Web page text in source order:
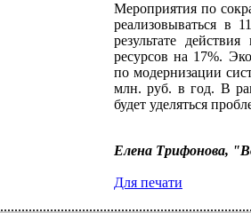
Мероприятия по
реализовываться в
результате
ресурсов на 17%.
по модернизации
млн. руб. в год. В
будет уделяться
Елена Трифонова,
Для печати